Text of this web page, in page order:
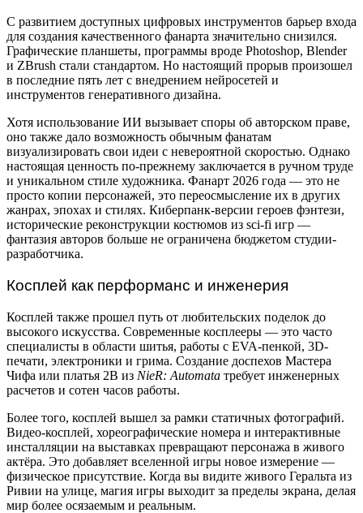
С развитием доступных цифровых инструментов барьер входа
для создания качественного фанарта значительно снизился.
Графические планшеты, программы вроде Photoshop, Blender
и ZBrush стали стандартом. Но настоящий прорыв произошел
в последние пять лет с внедрением нейросетей и
инструментов генеративного дизайна.
Хотя использование ИИ вызывает споры об авторском праве,
оно также дало возможность обычным фанатам
визуализировать свои идеи с невероятной скоростью. Однако
настоящая ценность по-прежнему заключается в ручном труде
и уникальном стиле художника. Фанарт 2026 года — это не
просто копии персонажей, это переосмысление их в других
жанрах, эпохах и стилях. Киберпанк-версии героев фэнтези,
исторические реконструкции костюмов из sci-fi игр —
фантазия авторов больше не ограничена бюджетом студии-
разработчика.
Косплей как перформанс и инженерия
Косплей также прошел путь от любительских поделок до
высокого искусства. Современные косплееры — это часто
специалисты в области шитья, работы с EVA-пенкой, 3D-
печати, электроники и грима. Создание доспехов Мастера
Чифа или платья 2B из NieR: Automata требует инженерных
расчетов и сотен часов работы.
Более того, косплей вышел за рамки статичных фотографий.
Видео-косплей, хореографические номера и интерактивные
инсталляции на выставках превращают персонажа в живого
актёра. Это добавляет вселенной игры новое измерение —
физическое присутствие. Когда вы видите живого Геральта из
Ривии на улице, магия игры выходит за пределы экрана, делая
мир более осязаемым и реальным.